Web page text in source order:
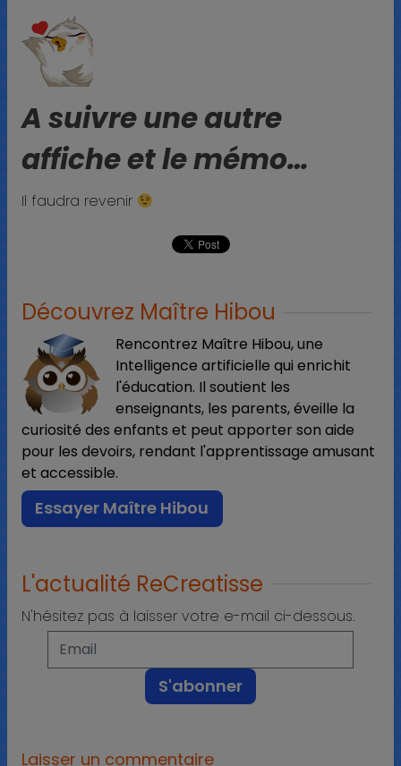
A suivre une autre
affiche et le mémo…
Il faudra revenir
Découvrez Maître Hibou
Rencontrez Maître Hibou, une
Intelligence artificielle qui enrichit
l'éducation. Il soutient les
enseignants, les parents, éveille la
curiosité des enfants et peut apporter son aide
pour les devoirs, rendant l'apprentissage amusant
et accessible.
Essayer Maître Hibou
L'actualité ReCreatisse
N'hésitez pas à laisser votre e-mail ci-dessous.
Laisser un commentaire